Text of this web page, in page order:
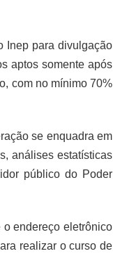
Inep para divulgação
aptos somente após
com no mínimo 70%
se enquadra em
análises estatísticas
público do Poder
o endereço eletrônico
realizar o curso de